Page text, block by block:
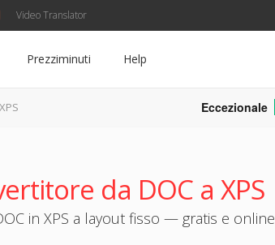
Video Translator
Prezziminuti Help
Eccezionale
da DOC a XPS
in XPS a layout fisso — gratis e online